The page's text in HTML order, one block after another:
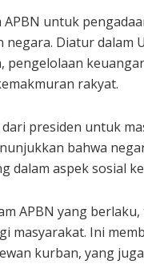
APBN untuk
negara. Diatur dalam
pengelolaan
rakyat.
presiden untuk
bahwa
dalam aspek sosial
APBN yang
masyarakat. Ini
kurban, yang